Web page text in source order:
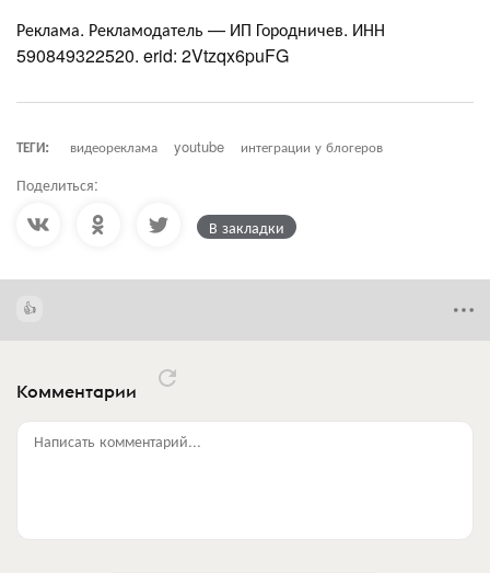
Реклама. Рекламодатель — ИП Городничев. ИНН
590849322520. erid: 2Vtzqx6puFG
ТЕГИ: видеореклама youtube интеграции у блогеров
Поделиться:
В закладки
Комментарии
Написать комментарий...